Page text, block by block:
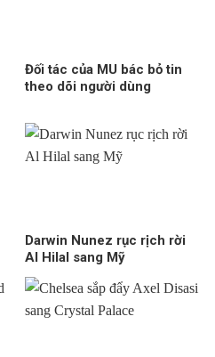
Đối tác của MU bác bỏ tin
theo dõi người dùng
Darwin Nunez rục rịch rời
Al Hilal sang Mỹ